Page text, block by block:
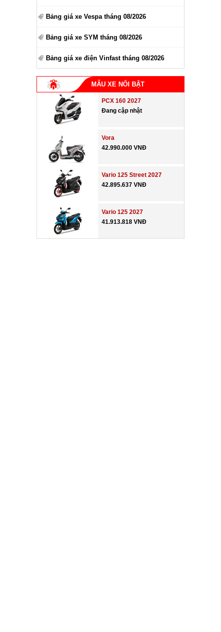
Bảng giá xe Vespa tháng 08/2026
Bảng giá xe SYM tháng 08/2026
Bảng giá xe điện Vinfast tháng 08/2026
MẪU XE NỔI BẬT
PCX 160 2027
Đang cập nhật
Vora
42.990.000 VNĐ
Vario 125 Street 2027
42.895.637 VNĐ
Vario 125 2027
41.913.818 VNĐ